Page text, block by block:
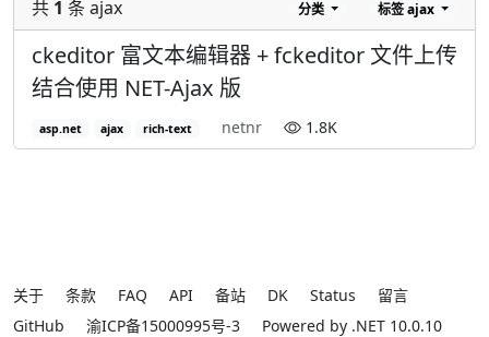
共 1 条 ajax 分类 标签ajax
ckeditor 富文本编辑器 + fckeditor 文件上传
结合使用 NET-Ajax 版
asp.net ajax rich-text netnr 1.8K
关于 条款 FAQ API 备站 DK Status
留言
GitHub
渝ICP备15000995号-3
Powered by .NET 10.0.10